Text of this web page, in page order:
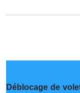
Déblocage de